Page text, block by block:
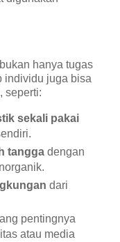
hanya tugas
individu juga bisa
seperti:
sekali pakai
tanggadengan
dari
pentingnya
atau media